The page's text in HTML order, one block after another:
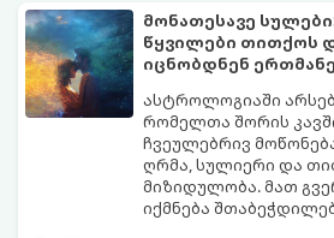
ახლობლებად
ასეთ მომენტებში
ეზოთერიკასა და
ფენომენი ხშირად
განიხილება: როგორც
არაცნობიერის)
მექანიზმების
რეალური, მაგრამ
საფრთხისგან შორს
აი, 5 აშკარა ნიშანი
მომხდარი მარცხი
თქვენი დაცვისკენ
სამყაროს
მონათესავე
წყვილები თითქოს
იცნობდნენ
ასტროლოგიაში
რომელთა შორის
ჩვეულებრივ
ღრმა, სულიერი და
მიზიდულობა. მათ
იქმნება